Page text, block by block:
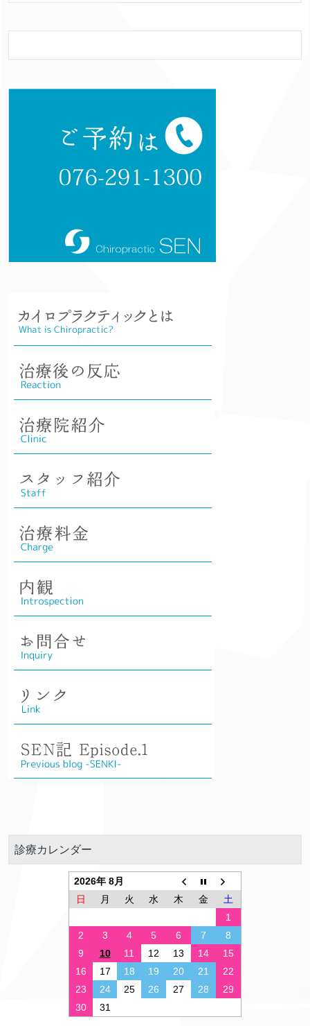
診療カレンダー
2026年 8月
日
月 火 水 木 金
土
1
2
3 4 5 6 7
8
9
10 11 12 13 14
15
16
17 18 19 20 21
22
23
24 25 26 27 28
29
30
31